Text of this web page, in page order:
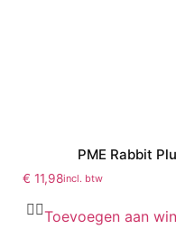
PME Rabbit
€ 11,98incl. btw
Toevoegen aan